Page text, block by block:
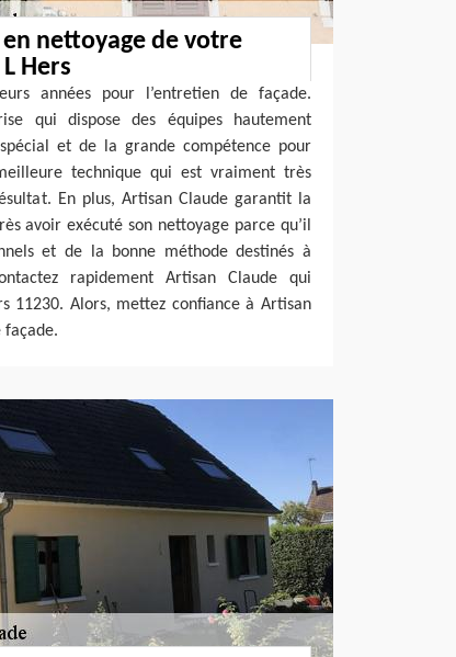
nettoyage de votre
Hers
années pour l’entretien de façade.
qui dispose des équipes hautement
et de la grande compétence pour
technique qui est vraiment très
En plus, Artisan Claude garantit la
avoir exécuté son nettoyage parce qu’il
et de la bonne méthode destinés à
rapidement Artisan Claude qui
11230. Alors, mettez confiance à Artisan
façade.